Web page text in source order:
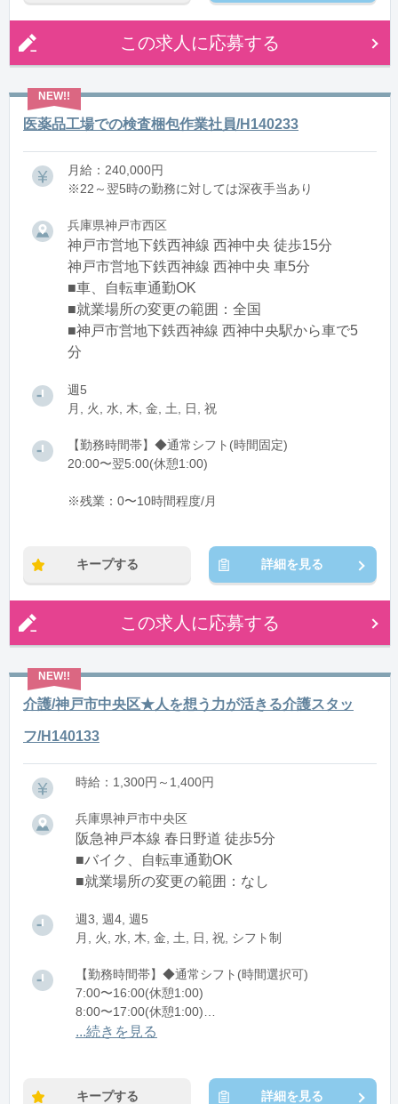
この求人に応募する
医薬品工場での検査梱包作業社員/H140233
月給：240,000円
※22～翌5時の勤務に対しては深夜手当あり
兵庫県神戸市西区
神戸市営地下鉄西神線 西神中央 徒歩15分
神戸市営地下鉄西神線 西神中央 車5分
■車、自転車通勤OK
■就業場所の変更の範囲：全国
■神戸市営地下鉄西神線 西神中央駅から車で5
分
週5
月, 火, 水, 木, 金, 土, 日, 祝
【勤務時間帯】◆通常シフト(時間固定)
20:00〜翌5:00(休憩1:00)
※残業：0〜10時間程度/月
キープする 詳細を見る
この求人に応募する
介護/神戸市中央区★人を想う力が活きる介護スタッ
フ/H140133
時給：1,300円～1,400円
兵庫県神戸市中央区
阪急神戸本線 春日野道 徒歩5分
■バイク、自転車通勤OK
■就業場所の変更の範囲：なし
週3, 週4, 週5
月, 火, 水, 木, 金, 土, 日, 祝, シフト制
【勤務時間帯】◆通常シフト(時間選択可)
7:00〜16:00(休憩1:00)
8:00〜17:00(休憩1:00)
12:00〜21:00(休憩1:00)
...続きを見る
キープする 詳細を見る